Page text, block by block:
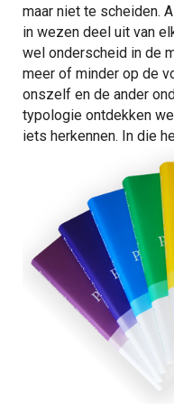
maar niet te scheiden.
in wezen deel uit van
wel onderscheid in de
meer of minder op de
onszelf en de ander
typologie ontdekken
iets herkennen. In die